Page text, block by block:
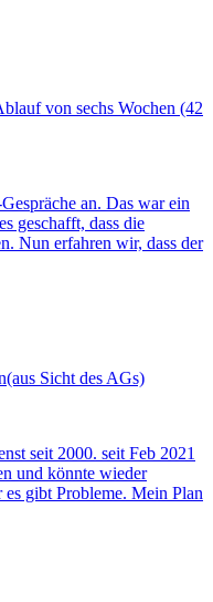
von sechs Wochen (42
an. Das war ein
geschafft, dass die
Nun erfahren wir, dass der
Sicht des AGs)
seit 2000. seit Feb 2021
und könnte wieder
gibt Probleme. Mein Plan